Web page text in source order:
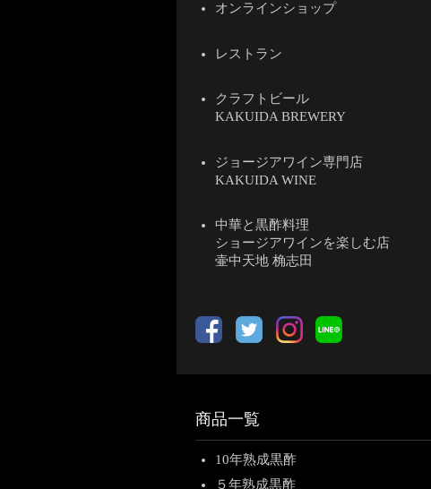
オンラインショップ
レストラン
クラフトビール
KAKUIDA BREWERY
ジョージアワイン専門店
KAKUIDA WINE
中華と黒酢料理
ショージアワインを楽しむ店
壷中天地 桷志田
商品一覧
10年熟成黒酢
５年熟成黒酢